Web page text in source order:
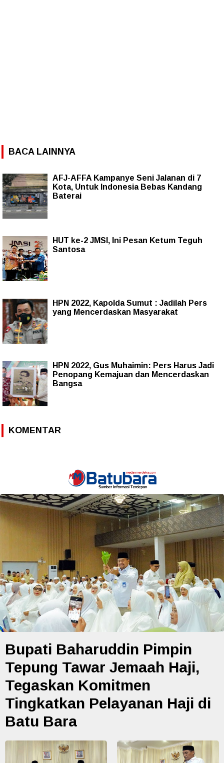
BACA LAINNYA
AFJ-AFFA Kampanye Seni Jalanan di 7
Kota, Untuk Indonesia Bebas Kandang
Baterai
HUT ke-2 JMSI, Ini Pesan Ketum Teguh
Santosa
HPN 2022, Kapolda Sumut : Jadilah Pers
yang Mencerdaskan Masyarakat
HPN 2022, Gus Muhaimin: Pers Harus Jadi
Penopang Kemajuan dan Mencerdaskan
Bangsa
KOMENTAR
Bupati Baharuddin Pimpin
Tepung Tawar Jemaah Haji,
Tegaskan Komitmen
Tingkatkan Pelayanan Haji di
Batu Bara